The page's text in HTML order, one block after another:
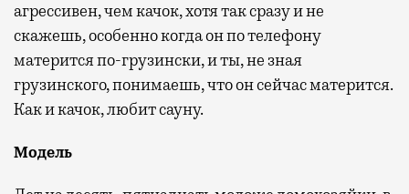
агрессивен, чем качок, хотя так сразу и не
скажешь, особенно когда он по телефону
матерится по-грузински, и ты, не зная
грузинского, понимаешь, что он сейчас матерится.
Как и качок, любит сауну.
Модель